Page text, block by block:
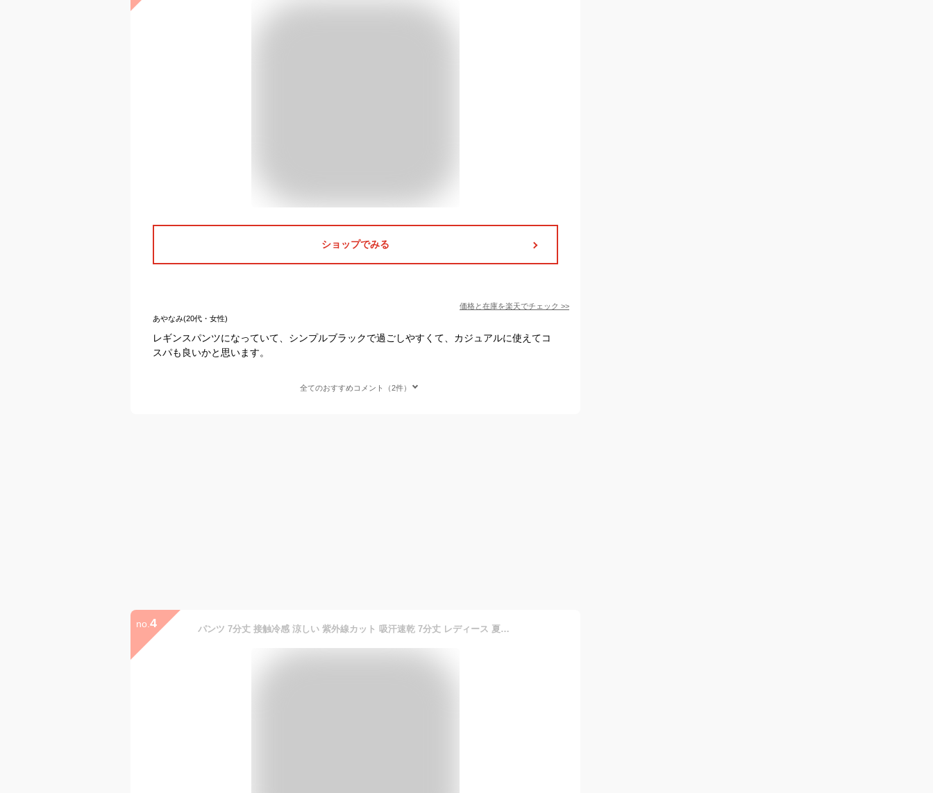
ショップでみる
価格と在庫を楽天でチェック >>
あやなみ(20代・女性)
レギンスパンツになっていて、シンプルブラックで過ごしやすくて、カジュアルに使えてコ
スパも良いかと思います。
全てのおすすめコメント（2件）
no. 4 パンツ 7分丈 接触冷感 涼しい 紫外線カット 吸汗速乾 7分丈 レディース 夏パンツ サブリナ ボトムス ズボン接触冷感パンツ クロップド ウエストゴム プルオン カプリパンツ UVカット ストレッチ スラックス 大きいサイズ コーデ コーディネート 30代 40代 50代